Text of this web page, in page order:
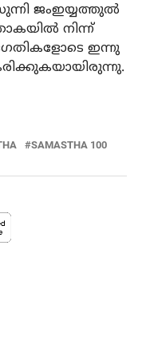
ജംഇയ്യത്തുൽ
നിന്ന്
ഇന്നു
SAMASTHA 100